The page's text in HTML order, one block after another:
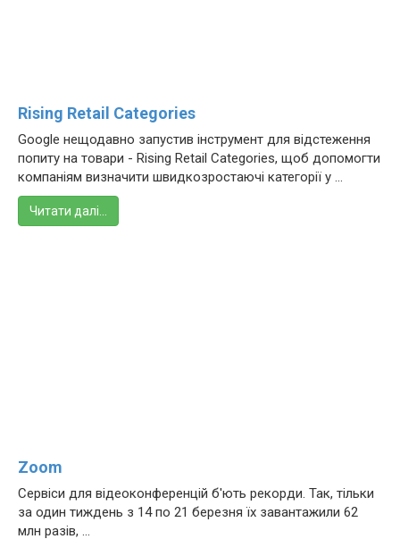
Rising Retail Categories
Google нещодавно запустив інструмент для відстеження
попиту на товари - Rising Retail Categories, щоб допомогти
компаніям визначити швидкозростаючі категорії у ...
Читати далі…
Zoom
Сервіси для відеоконференцій б'ють рекорди. Так, тільки
за один тиждень з 14 по 21 березня їх завантажили 62
млн разів, ...